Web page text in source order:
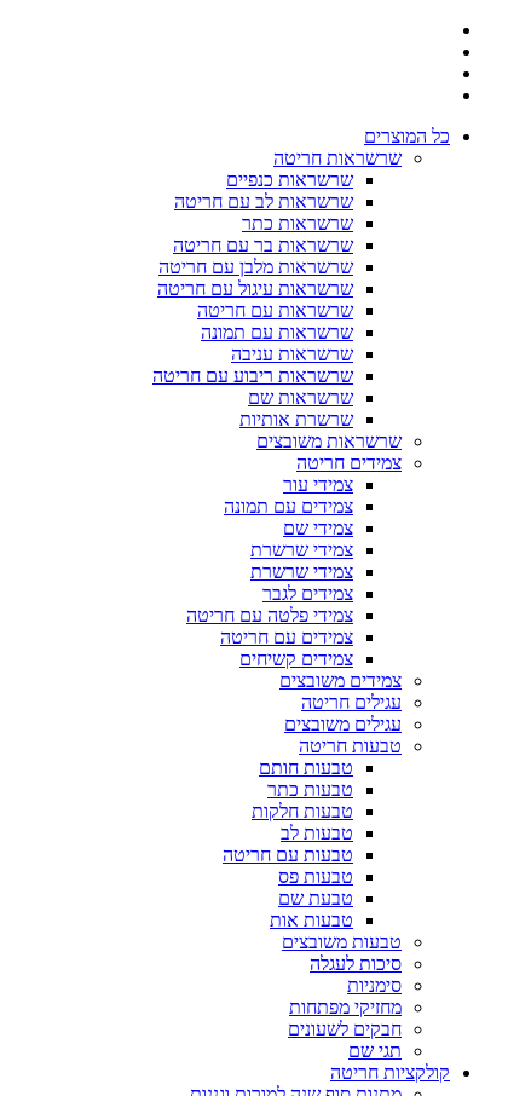
כל המוצרים
שרשראות חריטה
שרשראות כנפיים
שרשראות לב עם חריטה
שרשראות כתר
שרשראות בר עם חריטה
שרשראות מלבן עם חריטה
שרשראות עיגול עם חריטה
שרשראות עם חריטה
שרשראות עם תמונה
שרשראות עניבה
שרשראות ריבוע עם חריטה
שרשראות שם
שרשרת אותיות
שרשראות משובצים
צמידים חריטה
צמידי עור
צמידים עם תמונה
צמידי שם
צמידי שרשרת
צמידי שרשרת
צמידים לגבר
צמידי פלטה עם חריטה
צמידים עם חריטה
צמידים קשיחים
צמידים משובצים
עגילים חריטה
עגילים משובצים
טבעות חריטה
טבעות חותם
טבעות כתר
טבעות חלקות
טבעות לב
טבעות עם חריטה
טבעות פס
טבעת שם
טבעות אות
טבעות משובצים
סיכות לעגלה
סימניות
מחזיקי מפתחות
חבקים לשעונים
תגי שם
קולקציות חריטה